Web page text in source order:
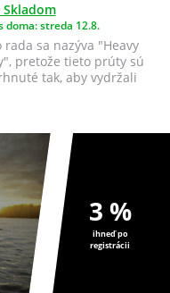
Skladom
doma: streda 12.8.
rada sa nazýva "Heavy
pretože tieto prúty sú
tak, aby vydržali
3 %
ihneď po
registrácii